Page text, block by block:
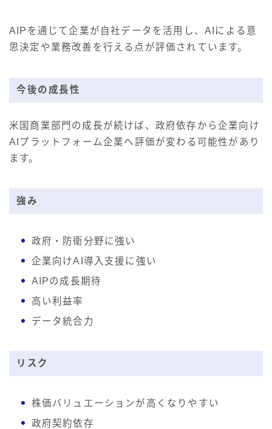
AIPを通じて企業が自社データを活用し、AIによる意
思決定や業務改善を行える点が評価されています。
今後の成長性
米国商業部門の成長が続けば、政府依存から企業向け
AIプラットフォーム企業へ評価が変わる可能性があり
ます。
強み
政府・防衛分野に強い
企業向けAI導入支援に強い
AIPの成長期待
高い利益率
データ統合力
リスク
株価バリュエーションが高くなりやすい
政府契約依存